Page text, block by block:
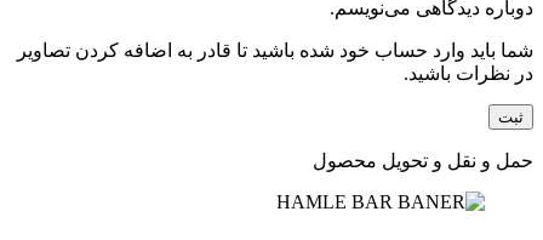
دوباره دیدگاهی می‌نویسم.
شما باید وارد حساب خود شده باشید تا قادر به اضافه کردن تصاویر
در نظرات باشید.
حمل و نقل و تحویل محصول